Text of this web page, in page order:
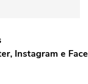
Instagram e